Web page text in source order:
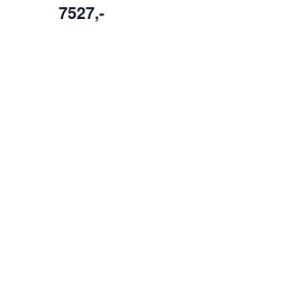
7527,-